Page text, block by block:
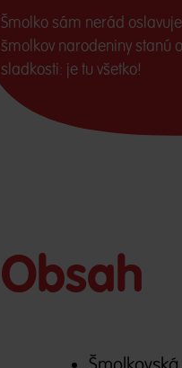
Šmolko sám nerád
šmolkov narodeniny stanú
sladkosti: je tu všetko!
Obsah